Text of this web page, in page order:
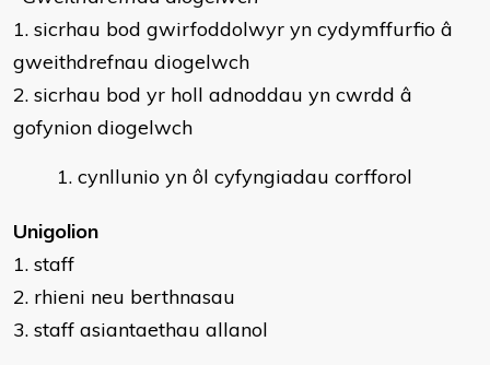
1. sicrhau bod gwirfoddolwyr yn cydymffurfio â
gweithdrefnau diogelwch
2. sicrhau bod yr holl adnoddau yn cwrdd â
gofynion diogelwch
cynllunio yn ôl cyfyngiadau corfforol
Unigolion
1. staff
2. rhieni neu berthnasau
3. staff asiantaethau allanol